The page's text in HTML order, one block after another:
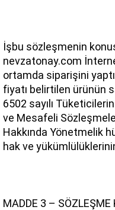
İşbu sözleşmenin
nevzatonay.com
ortamda siparişini
fiyatı belirtilen ürünün
6502 sayılı
ve Mesafeli
Hakkında Yönetmelik
hak ve
MADDE 3 – SÖZLEŞME